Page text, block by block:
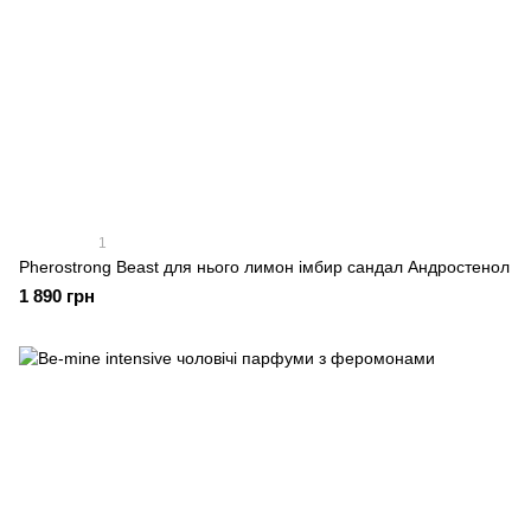
1
Pherostrong Beast для нього лимон імбир сандал Андростенол
1 890 грн